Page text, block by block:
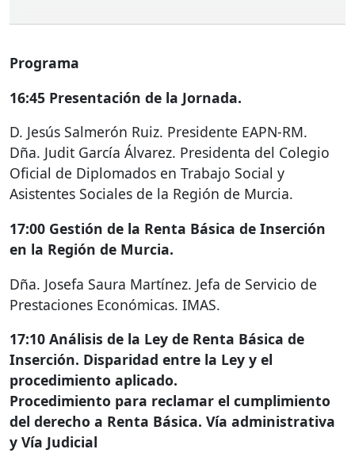
Programa
16:45 Presentación de la Jornada.
D. Jesús Salmerón Ruiz. Presidente EAPN-RM.
Dña. Judit García Álvarez. Presidenta del Colegio
Oficial de Diplomados en Trabajo Social y
Asistentes Sociales de la Región de Murcia.
17:00 Gestión de la Renta Básica de Inserción
en la Región de Murcia.
Dña. Josefa Saura Martínez. Jefa de Servicio de
Prestaciones Económicas. IMAS.
17:10 Análisis de la Ley de Renta Básica de
Inserción. Disparidad entre la Ley y el
procedimiento aplicado.
Procedimiento para reclamar el cumplimiento
del derecho a Renta Básica. Vía administrativa
y Vía Judicial